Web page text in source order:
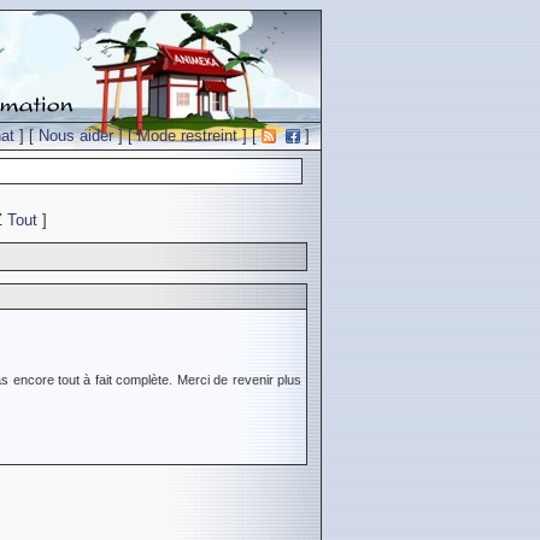
] [Nous aider] [Mode restreint] [ ]
Tout ]
encore tout à fait complète. Merci de revenir plus